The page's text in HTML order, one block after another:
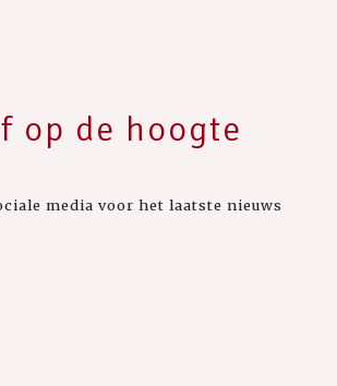
op de hoogte
media voor het laatste nieuws